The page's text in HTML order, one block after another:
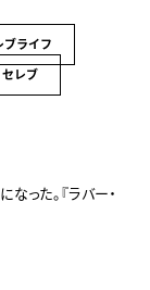
ブライフ
セレブ
った。『ラバー・